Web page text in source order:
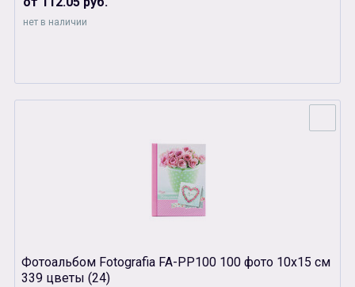
нет в наличии
Фотоальбом Fotografia FA-PP100 100 фото 10х15 см
339 цветы (24)